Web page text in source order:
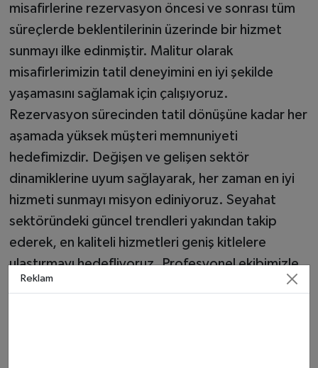
misafirlerine rezervasyon öncesi ve sonrası tüm
süreçlerde beklentilerinin üzerinde bir hizmet
sunmayı ilke edinmiştir. Malitur olarak
misafirlerimizin tatil deneyimini en iyi şekilde
yaşamasını sağlamak için çalışıyoruz.
Rezervasyon sürecinden tatil dönüşüne kadar her
aşamada yüksek müşteri memnuniyeti
hedefimizdir. Değişen ve gelişen sektör
dinamiklerine uyum sağlayarak, her zaman en iyi
hizmeti sunmayı misyon ediniyoruz. Seyahat
sektöründeki güncel trendleri yakından takip
ederek, en kaliteli hizmetleri geniş kitlelere
ulaştırmayı hedefliyoruz. Profesyonel ekibimizle
birlikte sektörde lider bir tur operatörü olmak ve
Reklam